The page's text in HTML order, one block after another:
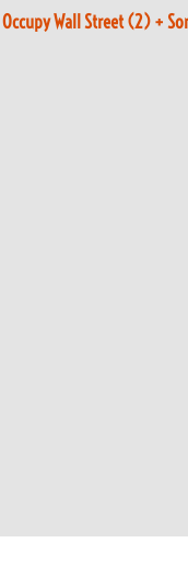
Wall Street (2) +